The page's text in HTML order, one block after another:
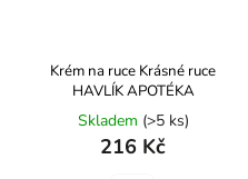
Krém na ruce Krásné ruce
HAVLÍK APOTÉKA
Skladem (>5 ks)
216 Kč